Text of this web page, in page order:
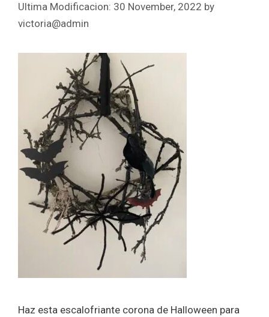
30 November, 2022 by
victoria@admin
Haz esta escalofriante corona de Halloween para